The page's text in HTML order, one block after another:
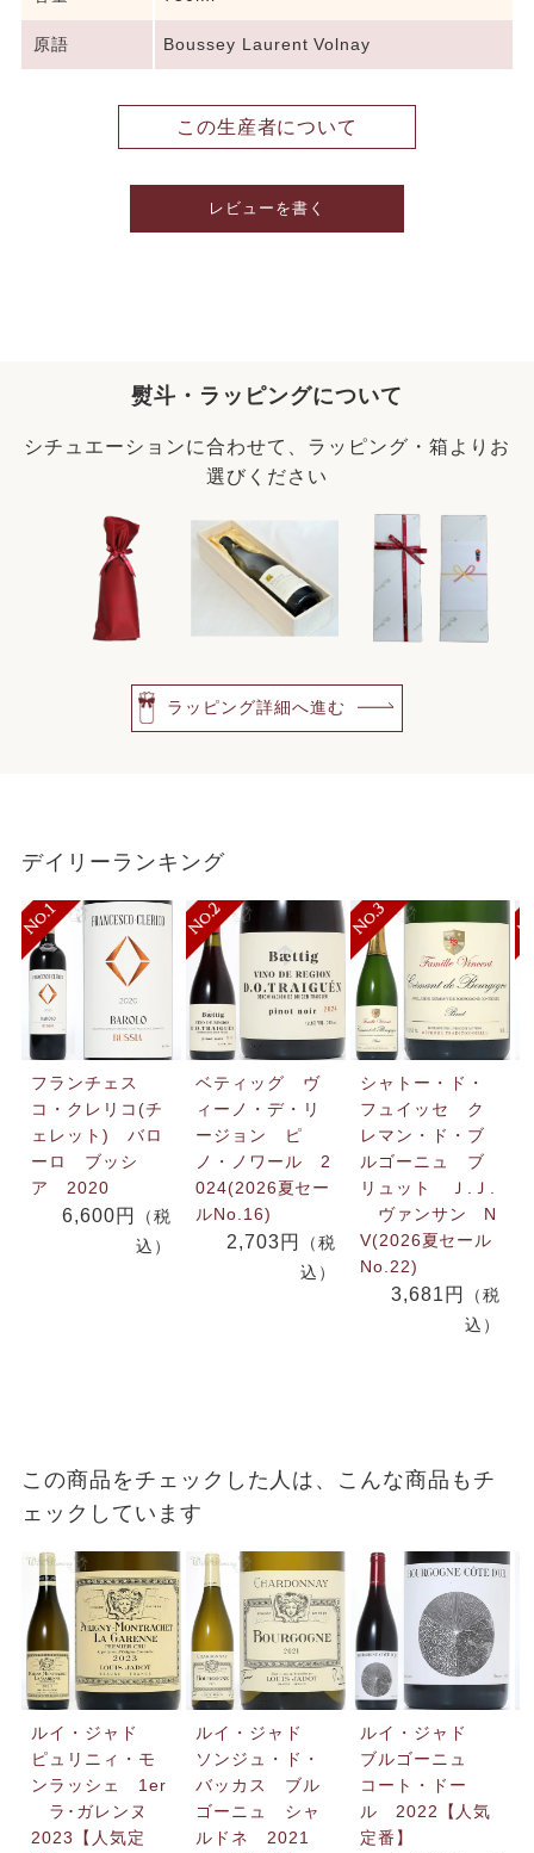
原語 Boussey Laurent Volnay
この生産者について
レビューを書く
熨斗・ラッピングについて
シチュエーションに合わせて、ラッピング・箱よりお
選びください
ラッピング詳細へ進む
デイリーランキング
フランチェス
コ・クレリコ(チ
ェレット) バロ
ーロ ブッシ
ア 2020
6,600円
（税
込）
ベティッグ ヴ
ィーノ・デ・リ
ージョン ピ
ノ・ノワール 2
024(2026夏セー
ルNo.16)
2,703円
（税
込）
シャトー・ド・
フュイッセ ク
レマン・ド・ブ
ルゴーニュ ブ
リュット Ｊ.Ｊ.
ヴァンサン N
V(2026夏セール
No.22)
3,681円
（税
込）
この商品をチェックした人は、こんな商品もチ
ェックしています
ルイ・ジャド
ピュリニィ・モ
ンラッシェ 1er
ラ･ガレンヌ
2023【人気定
ルイ・ジャド
ソンジュ・ド・
バッカス ブル
ゴーニュ シャ
ルドネ 2021
ルイ・ジャド
ブルゴーニュ
コート・ドー
ル 2022【人気
定番】